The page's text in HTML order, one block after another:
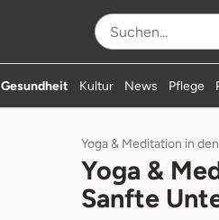
Gesundheit Kultur News Pflege
Yoga & Meditation in
Yoga &
Sanfte